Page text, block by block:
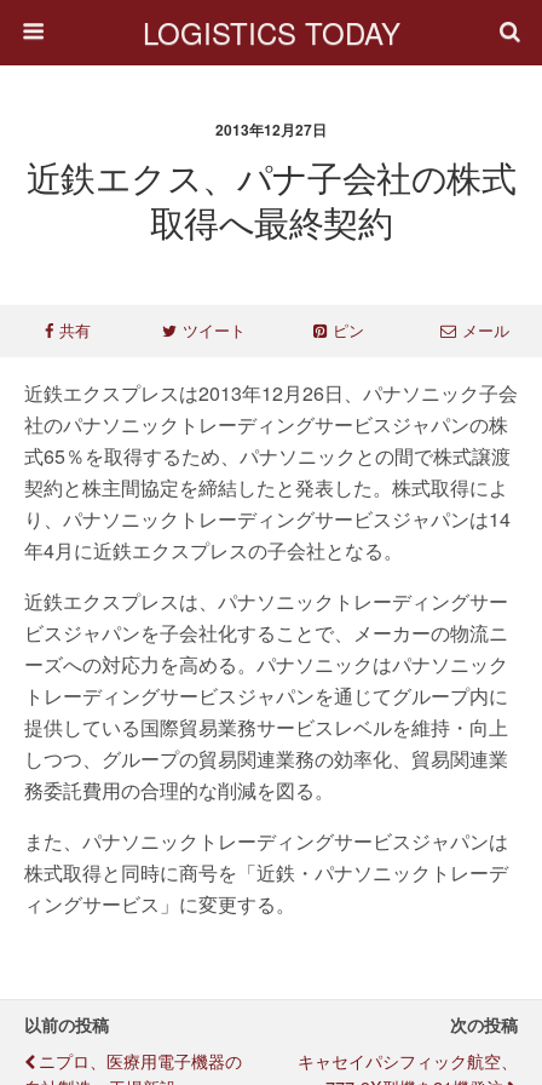
LOGISTICS TODAY
2013年12月27日
近鉄エクス、パナ子会社の株式
取得へ最終契約
共有 ツイート ピン メール
近鉄エクスプレスは2013年12月26日、パナソニック子会
社のパナソニックトレーディングサービスジャパンの株
式65％を取得するため、パナソニックとの間で株式譲渡
契約と株主間協定を締結したと発表した。株式取得によ
り、パナソニックトレーディングサービスジャパンは14
年4月に近鉄エクスプレスの子会社となる。
近鉄エクスプレスは、パナソニックトレーディングサー
ビスジャパンを子会社化することで、メーカーの物流ニ
ーズへの対応力を高める。パナソニックはパナソニック
トレーディングサービスジャパンを通じてグループ内に
提供している国際貿易業務サービスレベルを維持・向上
しつつ、グループの貿易関連業務の効率化、貿易関連業
務委託費用の合理的な削減を図る。
また、パナソニックトレーディングサービスジャパンは
株式取得と同時に商号を「近鉄・パナソニックトレーデ
ィングサービス」に変更する。
以前の投稿
ニプロ、医療用電子機器の
次の投稿
キャセイパシフィック航空、